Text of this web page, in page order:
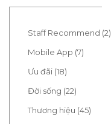
Staff Recommend (2)
Mobile App (7)
Ưu đãi (18)
Đời sống (22)
Thương hiệu (45)